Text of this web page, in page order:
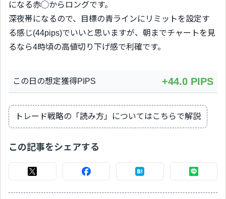
になる赤◯からロングです。
深夜帯になるので、目標の青ラインにリミットを設定す
る感じ(44pips)でいいと思いますが、朝までチャートを見
るなら4時頃の高値切り下げ感で利確です。
この日の想定獲得PIPS +44.0 PIPS
トレード戦略の「読み方」についてはこちらで解説
この記事をシェアする